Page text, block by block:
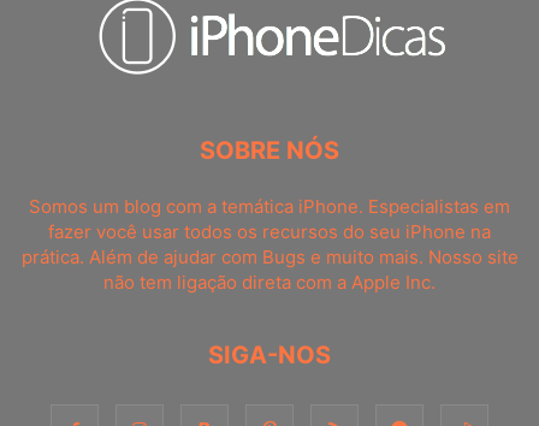
SOBRE NÓS
Somos um blog com a temática iPhone. Especialistas em
fazer você usar todos os recursos do seu iPhone na
prática. Além de ajudar com Bugs e muito mais. Nosso site
não tem ligação direta com a Apple Inc.
SIGA-NOS